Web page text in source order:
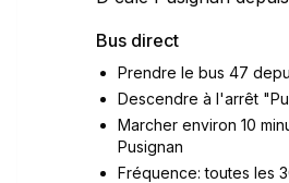
Bus direct
Prendre le bus 47
Descendre à l'arrêt
Marcher environ 10
Pusignan
Fréquence: toutes les